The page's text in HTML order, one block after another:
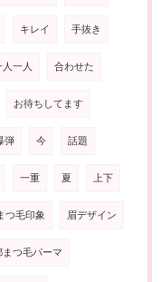
キレイ 手抜き
人一人 合わせた
お待ちしてます
弾 今 話題
一重 夏 上下
つ毛印象 眉デザイン
まつ毛パーマ